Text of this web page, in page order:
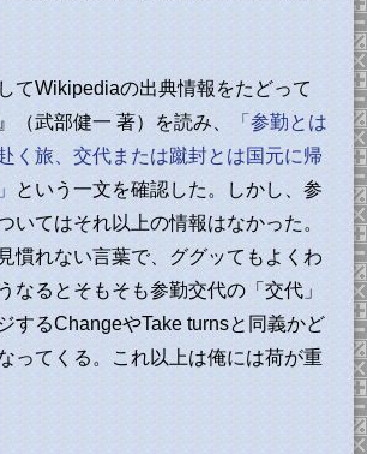
てWikipediaの出典情報をたどって
（武部健一 著）を読み、
「参勤とは
く旅、交代または蹴封とは国元に帰
という一文を確認した。しかし、参
いてはそれ以上の情報はなかった。
慣れない言葉で、ググッてもよくわ
なるとそもそも参勤交代の「交代」
するChangeやTake turnsと同義かど
ってくる。これ以上は俺には荷が重